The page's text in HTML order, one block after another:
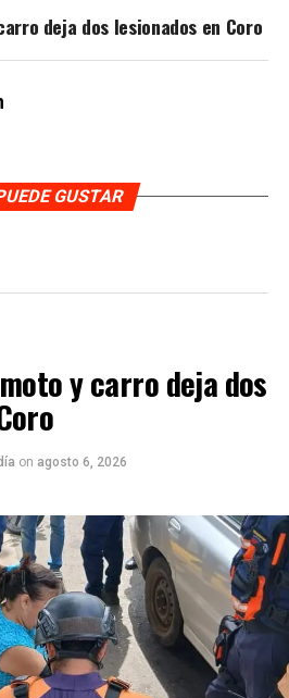
deja dos lesionados en Coro
GUSTAR
y carro deja dos
on agosto 6, 2026